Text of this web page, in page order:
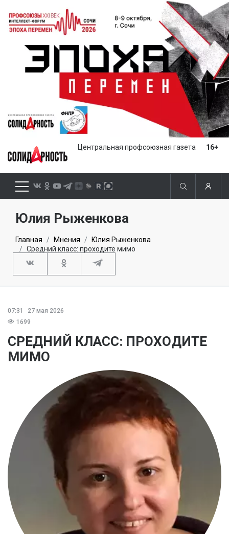
Центральная профсоюзная газета 16+
Юлия Рыженкова
Главная Мнения
Юлия Рыженкова
Средний класс: проходите мимо
07:31
27 мая 2026
1699
СРЕДНИЙ КЛАСС: ПРОХОДИТЕ
МИМО